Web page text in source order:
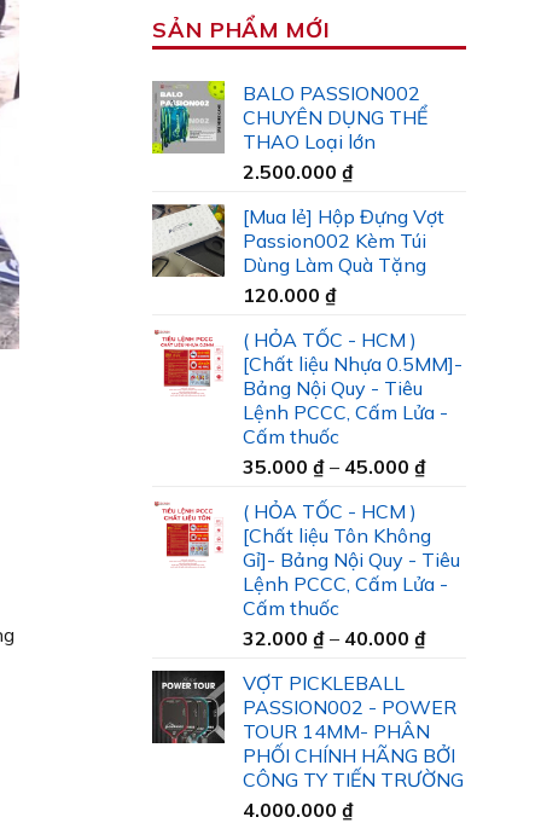
SẢN PHẨM MỚI
BALO PASSION002
CHUYÊN DỤNG THỂ
THAO Loại lớn
2.500.000 ₫
[Mua lẻ] Hộp Đựng Vợt
Passion002 Kèm Túi
Dùng Làm Quà Tặng
120.000 ₫
( HỎA TỐC - HCM )
[Chất liệu Nhựa 0.5MM]-
Bảng Nội Quy - Tiêu
Lệnh PCCC, Cấm Lửa -
Cấm thuốc
35.000 ₫ – 45.000 ₫Khoảng
35.000 ₫
đến
45.000 ₫
( HỎA TỐC - HCM )
[Chất liệu Tôn Không
Gỉ]- Bảng Nội Quy - Tiêu
Lệnh PCCC, Cấm Lửa -
Cấm thuốc
32.000 ₫ – 40.000 ₫Khoảng
32.000 ₫
đến
40.000 ₫
VỢT PICKLEBALL
PASSION002 - POWER
TOUR 14MM- PHÂN
PHỐI CHÍNH HÃNG BỞI
CÔNG TY TIẾN TRƯỜNG
4.000.000 ₫